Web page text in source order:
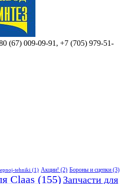
(67) 009-09-91, +7 (705) 979-51-
tehniki (1) Акции! (2) Бороны и сцепки (3)
Claas (155) Запчасти для